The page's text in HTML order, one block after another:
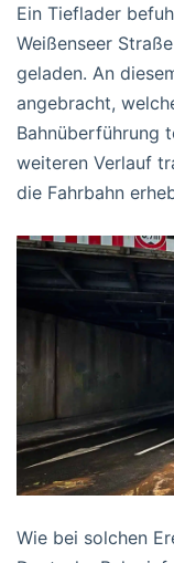
Ein Tieflader
Weißenseer
geladen. An
angebracht,
Bahnüberführung
weiteren Verlauf
die Fahrbahn
Wie bei solchen